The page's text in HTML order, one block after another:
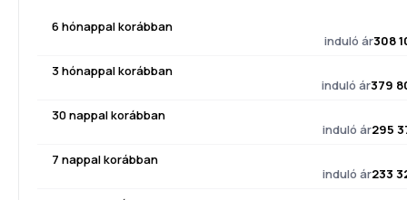
6 hónappal korábban
induló ár308
3 hónappal korábban
induló ár379
30 nappal korábban
induló ár295
7 nappal korábban
induló ár233